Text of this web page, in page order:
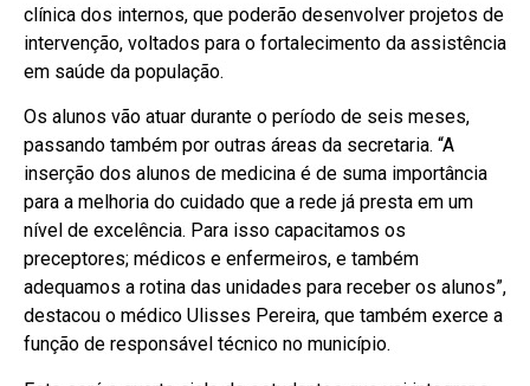
clínica dos internos, que poderão desenvolver projetos de
intervenção, voltados para o fortalecimento da assistência
em saúde da população.
Os alunos vão atuar durante o período de seis meses,
passando também por outras áreas da secretaria. “A
inserção dos alunos de medicina é de suma importância
para a melhoria do cuidado que a rede já presta em um
nível de excelência. Para isso capacitamos os
preceptores; médicos e enfermeiros, e também
adequamos a rotina das unidades para receber os alunos”,
destacou o médico Ulisses Pereira, que também exerce a
função de responsável técnico no município.